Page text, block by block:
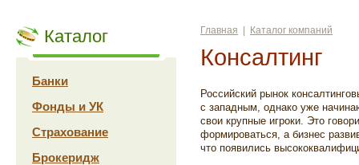
Каталог
Банки
Фонды и УК
Страхование
Брокеридж
Главная Каталог компаний
Консалтинг
Российский рынок
с западным, однако уже
свои крупные игроки. Это
формироваться, а бизнес
что появились